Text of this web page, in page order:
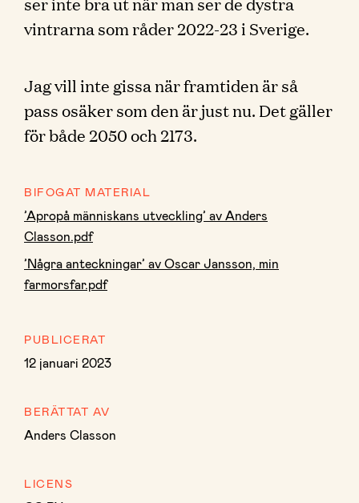
vintrarna som råder 2022-23 i Sverige.
Jag vill inte gissa när framtiden är så
pass osäker som den är just nu. Det gäller
för både 2050 och 2173.
BIFOGAT MATERIAL
’Apropå människans utveckling’ av Anders
Classon.pdf
’Några anteckningar’ av Oscar Jansson, min
farmorsfar.pdf
PUBLICERAT
12 januari 2023
BERÄTTAT AV
Anders Classon
LICENS